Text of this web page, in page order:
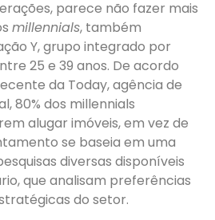
parece não fazer mais
millennials, também
Y, grupo integrado por
25 e 39 anos. De acordo
da Today, agência de
80% dos millennials
alugar imóveis, em vez de
se baseia em uma
diversas disponíveis
que analisam preferências
do setor.